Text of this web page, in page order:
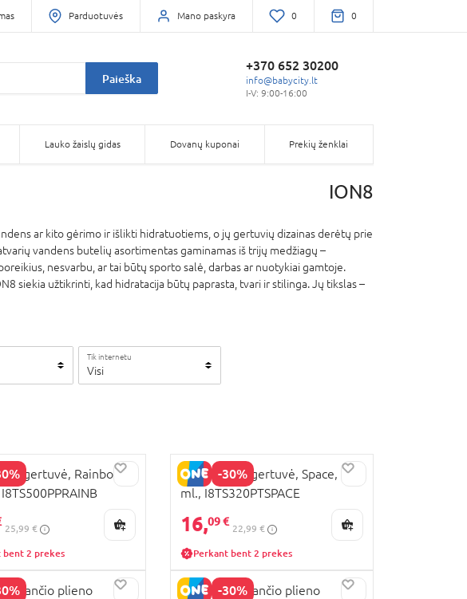
Parduotuvės Mano paskyra 0 0
Paieška
+370 652 30200
info@babycity.lt
I-V: 9:00-16:00
Lauko žaislų gidas Dovanų kuponai Prekių ženklai
ION8
ar kito gėrimo ir išlikti hidratuotiems, o jų gertuvių dizainas derėtų prie
vandens butelių asortimentas gaminamas iš trijų medžiagų –
nesvarbu, ar tai būtų sporto salė, darbas ar nuotykiai gamtoje.
siekia užtikrinti, kad hidratacija būtų paprasta, tvari ir stilinga. Jų tikslas –
Tik internetu
Visi
gertuvė, Rainbow,
25,99 €
bent 2 prekes
-30%
ION8 termo gertuvė, Space, 320
ml., I8TS320PTSPACE
16,09 €
22,99 €
Perkant bent 2 prekes
plieno
-30%
ION8 nerūdijančio plieno